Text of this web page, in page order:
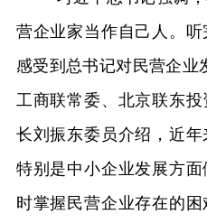
营企业家当作自己人。
感受到总书记对民营企业
工商联常委、北京联东
长刘振东委员介绍，近
特别是中小企业发展方
时掌握民营企业存在的